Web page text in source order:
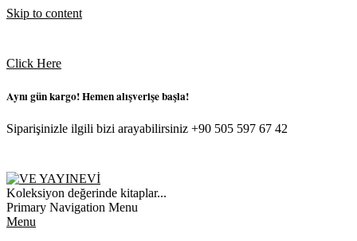
Skip to content
Click Here
Aynı gün kargo! Hemen alışverişe başla!
Siparişinizle ilgili bizi arayabilirsiniz +90 505 597 67 42
VE
YAYINEVI
Koleksiyon değerinde kitaplar...
Primary Navigation Menu
Menu